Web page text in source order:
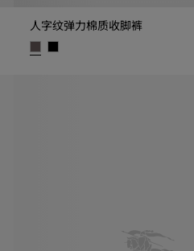
人字纹弹力棉质收脚裤